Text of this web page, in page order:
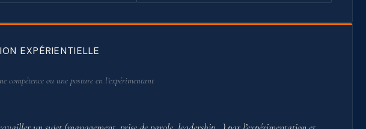
EXPÉRIENTIELLE
compétence ou une posture en l’expérimentant